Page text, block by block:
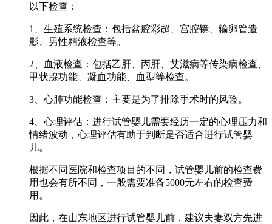
以下检查：
1、生殖系统检查：包括盆腔彩超、宫腔镜、输卵管造
影、男性精液检查等。
2、血液检查：包括乙肝、丙肝、艾滋病等传染病检查、
甲状腺功能、凝血功能、血型等检查。
3、心肺功能检查：主要是为了排除手术时的风险。
4、心理评估：进行试管婴儿需要经历一定的心理压力和
情绪波动，心理评估有助于判断是否适合进行试管婴
儿。
根据不同医院和检查项目的不同，试管婴儿前的检查费
用也会有所不同，一般需要准备5000元左右的检查费
用。
因此，在山东地区进行试管婴儿前，建议夫妻双方先进